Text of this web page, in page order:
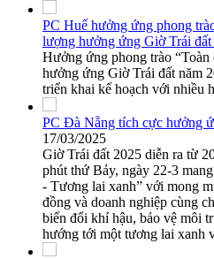
PC Huế hưởng ứng phong
lượng hưởng ứng Giờ Trái đất
Hưởng ứng phong trào
hưởng ứng Giờ Trái đất năm
triển khai kế hoạch với nhiều
PC Đà Nẵng tích cực hưởng
17/03/2025
Giờ Trái đất 2025 diễn ra từ
phút thứ Bảy, ngày 22-3
- Tương lai xanh” với mong
đồng và doanh nghiệp cùng
biến đổi khí hậu, bảo vệ môi
hướng tới một tương lai xanh